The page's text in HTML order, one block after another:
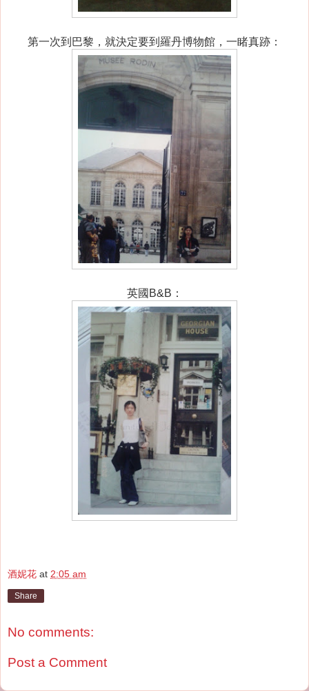
第一次到巴黎，就決定要到羅丹博物館，一睹真跡：
英國B&B：
酒妮花 at 2:05 am
Share
No comments:
Post a Comment